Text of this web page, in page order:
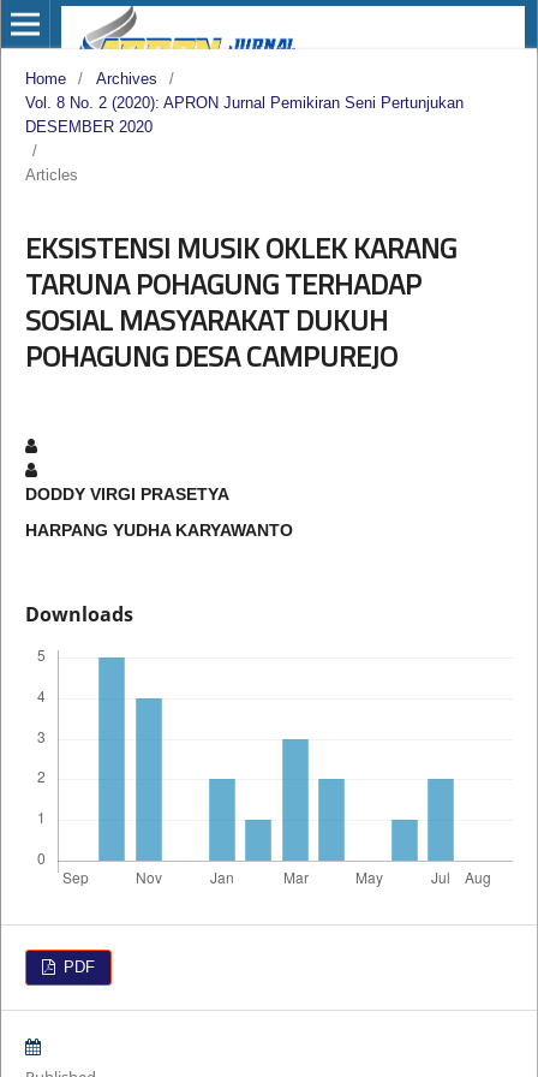
Home / Archives
/
Vol. 8 No. 2 (2020): APRON Jurnal Pemikiran Seni Pertunjukan
DESEMBER 2020
/
Articles
EKSISTENSI MUSIK OKLEK KARANG
TARUNA POHAGUNG TERHADAP
SOSIAL MASYARAKAT DUKUH
POHAGUNG DESA CAMPUREJO
DODDY VIRGI PRASETYA
HARPANG YUDHA KARYAWANTO
Downloads
PDF